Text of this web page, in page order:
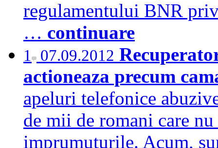
regulamentului BNR
… continuare
1 07.09.2012
actioneaza precum
apeluri telefonice
de mii de romani care
imprumuturile. Acum,